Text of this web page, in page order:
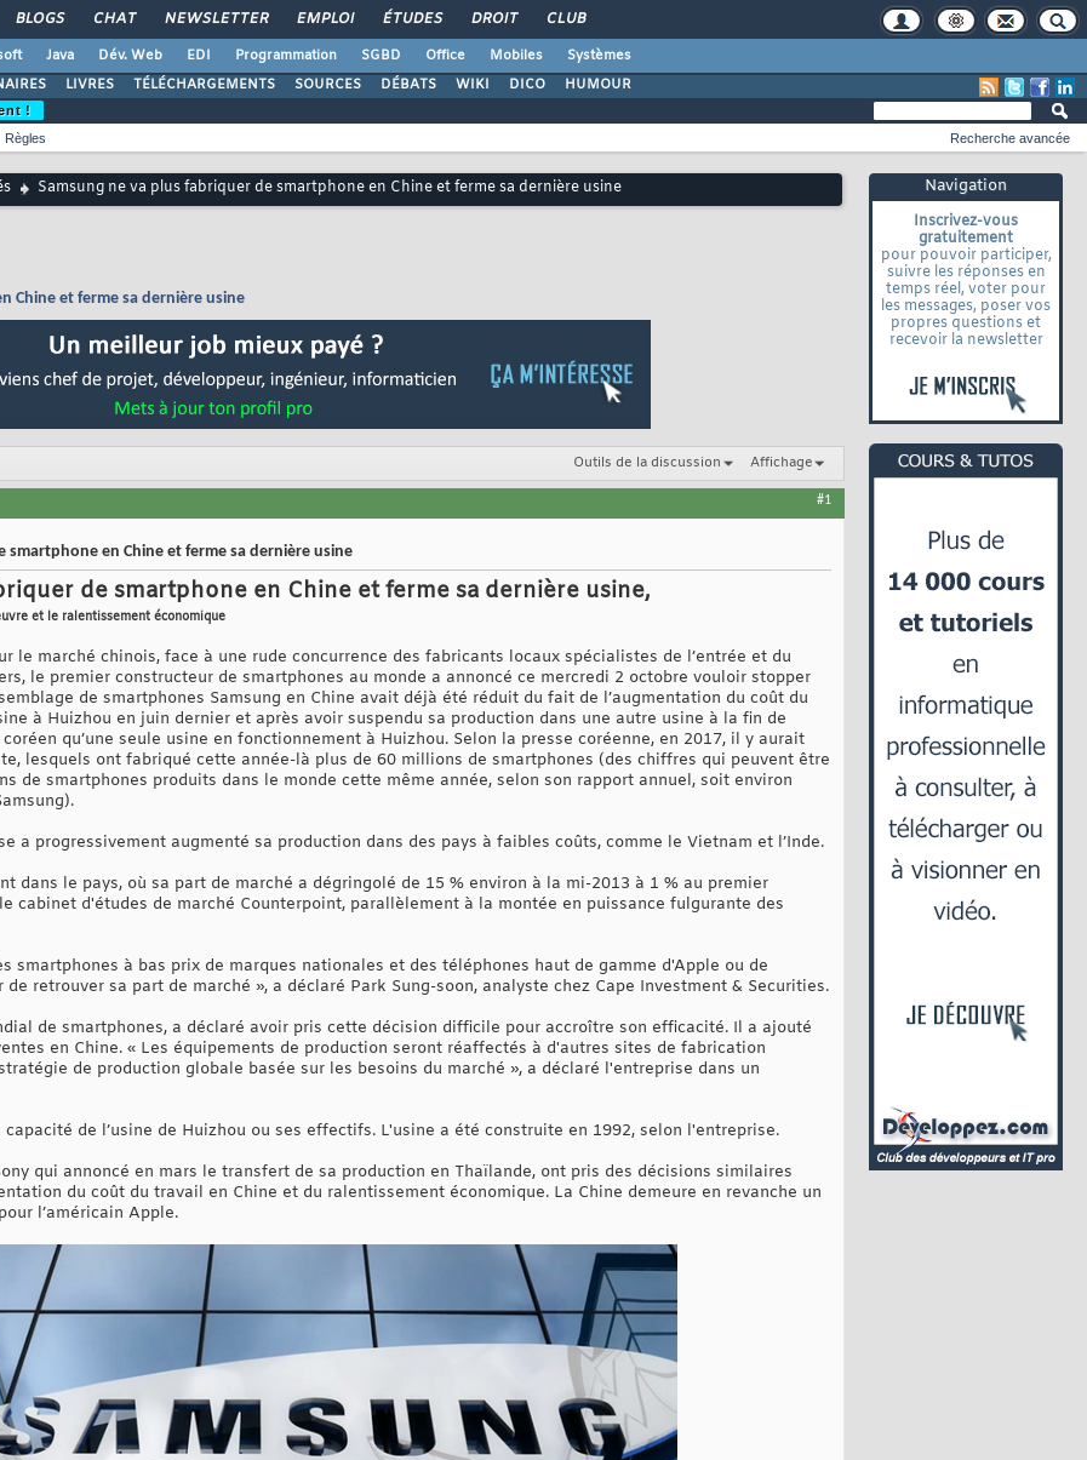
BLOGS CHAT NEWSLETTER EMPLOI ÉTUDES DROIT CLUB
Java Dév. Web EDI Programmation SGBD Office Mobiles
Systèmes
LIVRES TÉLÉCHARGEMENTS SOURCES DÉBATS WIKI DICO HUMOUR
Navigation
Inscrivez-vous
gratuitement
pour pouvoir participer,
suivre les réponses en
temps réel, voter pour
les messages, poser vos
propres questions et
recevoir la newsletter
!
Règles Recherche avancée
Samsung ne va plus fabriquer de smartphone en Chine et ferme sa dernière usine
Chine et ferme sa dernière usine
Outils de la discussion Affichage
#1
smartphone en Chine et ferme sa dernière usine
de smartphone en Chine et ferme sa dernière usine,
et le ralentissement économique
le marché chinois, face à une rude concurrence des fabricants locaux spécialistes de l’entrée et du
le premier constructeur de smartphones au monde a annoncé ce mercredi 2 octobre vouloir stopper
de smartphones Samsung en Chine avait déjà été réduit du fait de l’augmentation du coût du
à Huizhou en juin dernier et après avoir suspendu sa production dans une autre usine à la fin de
qu’une seule usine en fonctionnement à Huizhou. Selon la presse coréenne, en 2017, il y aurait
lesquels ont fabriqué cette année-là plus de 60 millions de smartphones (des chiffres qui peuvent être
de smartphones produits dans le monde cette même année, selon son rapport annuel, soit environ
a progressivement augmenté sa production dans des pays à faibles coûts, comme le Vietnam et l’Inde.
dans le pays, où sa part de marché a dégringolé de 15 % environ à la mi-2013 à 1 % au premier
cabinet d'études de marché Counterpoint, parallèlement à la montée en puissance fulgurante des
smartphones à bas prix de marques nationales et des téléphones haut de gamme d'Apple ou de
de retrouver sa part de marché », a déclaré Park Sung-soon, analyste chez Cape Investment & Securities.
de smartphones, a déclaré avoir pris cette décision difficile pour accroître son efficacité. Il a ajouté
en Chine. « Les équipements de production seront réaffectés à d'autres sites de fabrication
de production globale basée sur les besoins du marché », a déclaré l'entreprise dans un
de l’usine de Huizhou ou ses effectifs. L'usine a été construite en 1992, selon l'entreprise.
qui annoncé en mars le transfert de sa production en Thaïlande, ont pris des décisions similaires
du coût du travail en Chine et du ralentissement économique. La Chine demeure en revanche un
l’américain Apple.